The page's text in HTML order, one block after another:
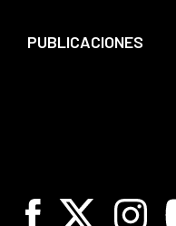
PUBLICACIONES
Facebook
X Instagram